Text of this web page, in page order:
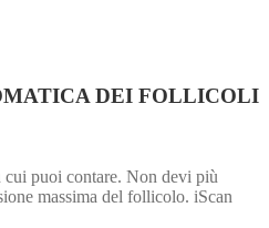
DEI FOLLICOLI
cui puoi contare. Non devi più
massima del follicolo. iScan